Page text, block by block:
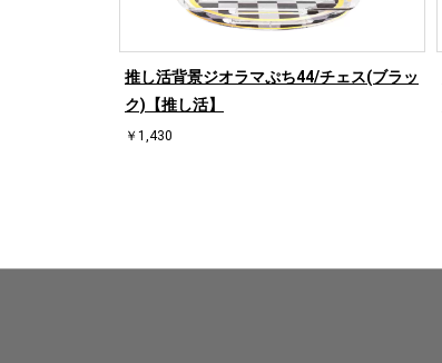
推し活背景ジオラマぷち44/チェス(ブラッ
ク)【推し活】
￥1,430